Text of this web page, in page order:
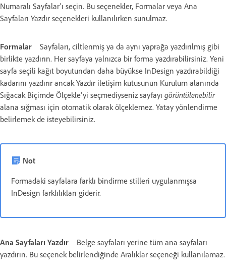
Numaralı Sayfalar'ı seçin. Bu seçenekler, Formalar veya Ana
Sayfaları Yazdır seçenekleri kullanılırken sunulmaz.
Formalar
Sayfaları, ciltlenmiş ya da aynı yaprağa yazdırılmış gibi
birlikte yazdırın. Her sayfaya yalnızca bir forma yazdırabilirsiniz. Yeni
sayfa seçili kağıt boyutundan daha büyükse InDesign yazdırabildiği
kadarını yazdırır ancak Yazdır iletişim kutusunun Kurulum alanında
Sığacak Biçimde Ölçekle'yi seçmediyseniz sayfayı görüntülenebilir
alana sığması için otomatik olarak ölçeklemez. Yatay yönlendirme
belirlemek de isteyebilirsiniz.
Not
Formadaki sayfalara farklı bindirme stilleri uygulanmışsa
InDesign farklılıkları giderir.
Ana Sayfaları Yazdır
Belge sayfaları yerine tüm ana sayfaları
yazdırın. Bu seçenek belirlendiğinde Aralıklar seçeneği kullanılamaz.